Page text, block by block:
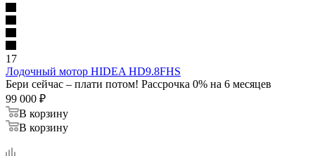
17
Лодочный мотор HIDEA HD9.8FHS
Бери сейчас – плати потом! Рассрочка 0% на 6 месяцев
99 000 ₽
В корзину
В корзину